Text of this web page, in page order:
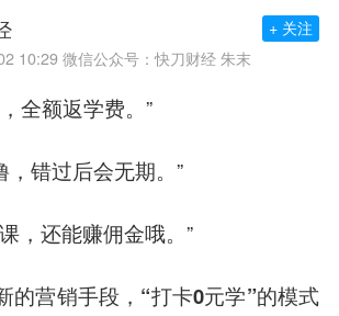
10:29 微信公众号：快刀财经 朱末
+ 关注
全额返学费。”
，错过后会无期。”
，还能赚佣金哦。”
的营销手段，“打卡0元学”的模式